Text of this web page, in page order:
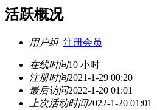
活跃概况
用户组 注册会员
在线时间10 小时
注册时间2021-1-29 00:20
最后访问2022-1-20 01:01
上次活动时间2022-1-20 01:01